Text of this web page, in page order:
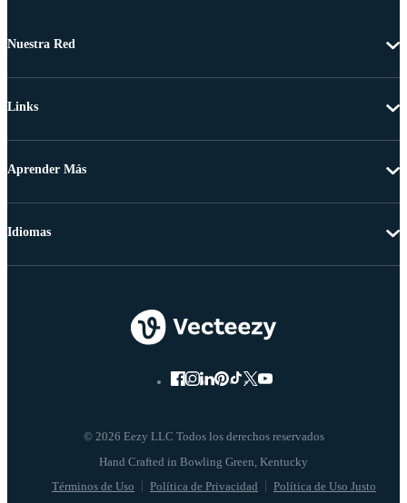
Nuestra Red
Links
Aprender Más
© 2026 Eezy LLC Todos los derechos reservados
Términos de Uso Política de Privacidad Política de Uso Justo
Idiomas